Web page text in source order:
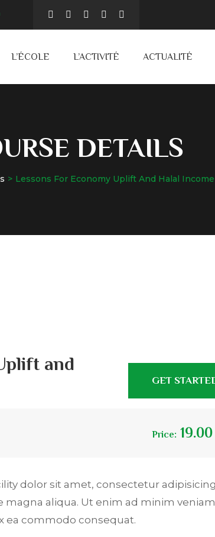
L’ÉCOLE L’ACTIVITÉ ACTUALITÉ
DETAILS
Lessons For Economy Uplift And Halal Income
and
GET
Price: 19.00
dolor sit amet, consectetur
aliqua. Ut enim ad minim
ea commodo consequat.